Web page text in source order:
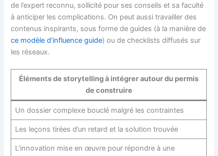
de l’expert reconnu, sollicité pour ses conseils et sa faculté
à anticiper les complications. On peut aussi travailler des
contenus inspirants, sous forme de guides (à la manière de
ce modèle d’influence guide) ou de checklists diffusés sur
les réseaux.
Éléments de storytelling à intégrer autour du permis
de construire
Un dossier complexe bouclé malgré les contraintes
Les leçons tirées d’un retard et la solution trouvée
L’innovation mise en œuvre pour répondre à une